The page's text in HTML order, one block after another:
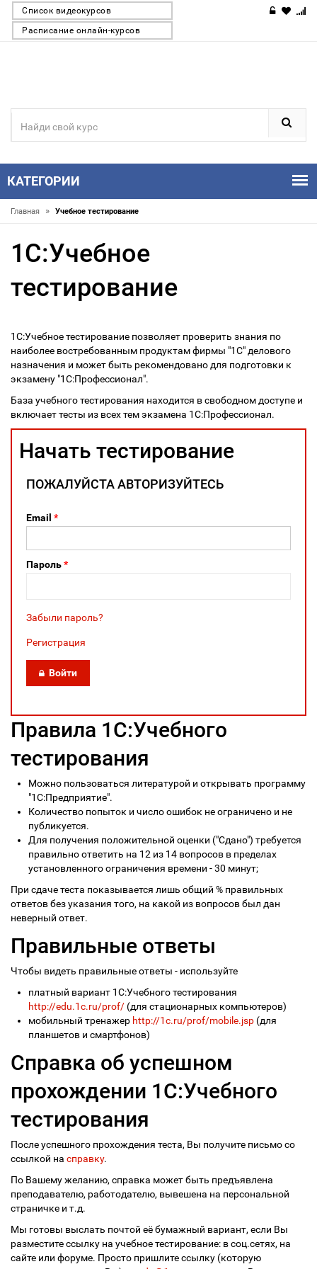
Список видеокурсов
Расписание онлайн-курсов
КАТЕГОРИИ
Главная » Учебное тестирование
1С:Учебное
тестирование
1С:Учебное тестирование позволяет проверить знания по
наиболее востребованным продуктам фирмы "1С" делового
назначения и может быть рекомендовано для подготовки к
экзамену "1С:Профессионал".
База учебного тестирования находится в свободном доступе и
включает тесты из всех тем экзамена 1С:Профессионал.
Начать тестирование
ПОЖАЛУЙСТА АВТОРИЗУЙТЕСЬ
Email *
Пароль*
Забыли пароль?
Регистрация
Войти
Правила 1С:Учебного
тестирования
Можно пользоваться литературой и открывать программу
"1С:Предприятие".
Количество попыток и число ошибок не ограничено и не
публикуется.
Для получения положительной оценки ("Сдано") требуется
правильно ответить на 12 из 14 вопросов в пределах
установленного ограничения времени - 30 минут;
При сдаче теста показывается лишь общий % правильных
ответов без указания того, на какой из вопросов был дан
неверный ответ.
Правильные ответы
Чтобы видеть правильные ответы - используйте
платный вариант 1С:Учебного тестирования
http://edu.1c.ru/prof/ (для стационарных компьютеров)
мобильный тренажер http://1c.ru/prof/mobile.jsp (для
планшетов и смартфонов)
Справка об успешном
прохождении 1С:Учебного
тестирования
После успешного прохождения теста, Вы получите письмо со
ссылкой на справку.
По Вашему желанию, справка может быть предъявлена
преподавателю, работодателю, вывешена на персональной
страничке и т.д.
Мы готовы выслать почтой её бумажный вариант, если Вы
разместите ссылку на учебное тестирование: в соц.сетях, на
сайте или форуме. Просто пришлите ссылку (которую